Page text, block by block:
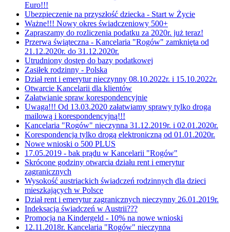
Euro!!!
Ubezpieczenie na przyszłość dziecka - Start w Życie
Ważne!!! Nowy okres świadczeniowy 500+
Zapraszamy do rozliczenia podatku za 2020r. już teraz!
Przerwa świąteczna - Kancelaria "Rogów" zamknięta od
21.12.2020r. do 31.12.2020r.
Utrudniony dostęp do bazy podatkowej
Zasiłek rodzinny - Polska
Dział rent i emerytur nieczynny 08.10.2022r. i 15.10.2022r.
Otwarcie Kancelarii dla klientów
Załatwianie spraw korespondencyjnie
Uwaga!!! Od 13.03.2020 załatwiamy sprawy tylko droga
mailową i korespondencyjną!!!
Kancelaria "Rogów" nieczynna 31.12.2019r. i 02.01.2020r.
Korespondencja tylko drogą elektroniczną od 01.01.2020r.
Nowe wnioski o 500 PLUS
17.05.2019 - bak prądu w Kancelarii "Rogów"
Skrócone godziny otwarcia działu rent i emerytur
zagranicznych
Wysokość austriackich świadczeń rodzinnych dla dzieci
mieszkających w Polsce
Dział rent i emerytur zagranicznych nieczynny 26.01.2019r.
Indeksacja świadczeń w Austrii???
Promocja na Kindergeld - 10% na nowe wnioski
12.11.2018r. Kancelaria "Rogów" nieczynna